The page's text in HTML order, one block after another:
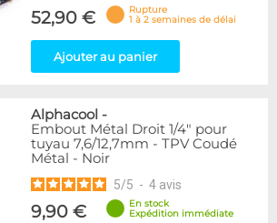
17
2
78
7
52,90 €
Rupture
1 à 2 semaines de délai
Ajouter au panier
Alphacool -
Embout Métal Droit 1/4" pour
tuyau 7,6/12,7mm - TPV Coudé
Métal - Noir
5/5 - 4 avis
9,90 €
En stock
Expédition immédiate